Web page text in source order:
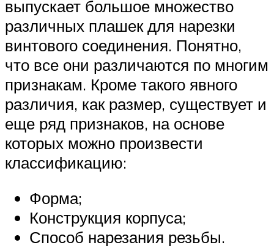
выпускает большое множество
различных плашек для нарезки
винтового соединения. Понятно,
что все они различаются по многим
признакам. Кроме такого явного
различия, как размер, существует и
еще ряд признаков, на основе
которых можно произвести
классификацию:
Форма;
Конструкция корпуса;
Способ нарезания резьбы.